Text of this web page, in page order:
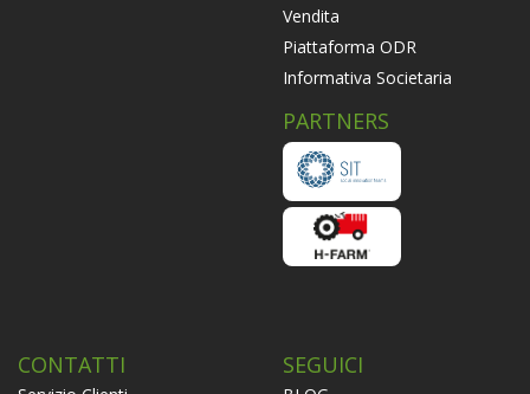
Vendita
Piattaforma ODR
Informativa Societaria
PARTNERS
CONTATTI SEGUICI